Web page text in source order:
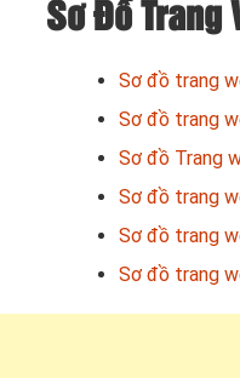
Sơ Đồ Trang
Sơ đồ trang
Sơ đồ trang
Sơ đồ Trang
Sơ đồ trang
Sơ đồ trang
Sơ đồ trang